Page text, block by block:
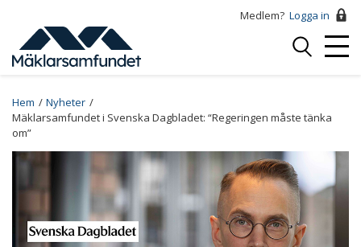
huvudinnehåll
Medlem? Logga in
Logga
Breadcrumb
Hem
Nyheter
Mäklarsamfundet i Svenska Dagbladet: “Regeringen måste tänka
om”